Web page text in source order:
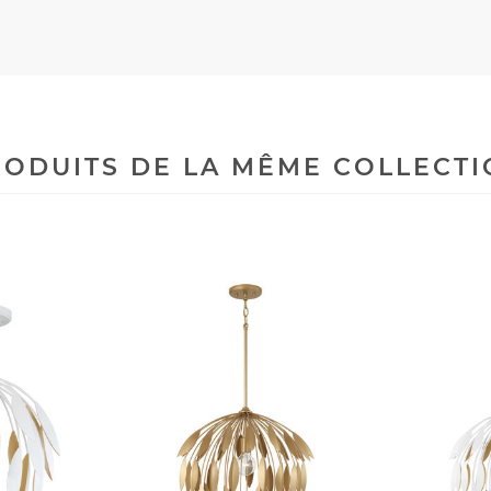
DE LA MÊME